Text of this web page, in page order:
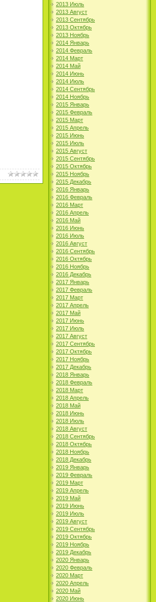
2013 Июль
2013 Август
2013 Сентябрь
2013 Октябрь
2013 Ноябрь
2014 Январь
2014 Февраль
2014 Март
2014 Май
2014 Июнь
2014 Июль
2014 Сентябрь
2014 Ноябрь
2015 Январь
2015 Февраль
2015 Март
2015 Апрель
2015 Июнь
2015 Июль
2015 Август
2015 Сентябрь
2015 Октябрь
2015 Ноябрь
2015 Декабрь
2016 Январь
2016 Февраль
2016 Март
2016 Апрель
2016 Май
2016 Июнь
2016 Июль
2016 Август
2016 Сентябрь
2016 Октябрь
2016 Ноябрь
2016 Декабрь
2017 Январь
2017 Февраль
2017 Март
2017 Апрель
2017 Май
2017 Июнь
2017 Июль
2017 Август
2017 Сентябрь
2017 Октябрь
2017 Ноябрь
2017 Декабрь
2018 Январь
2018 Февраль
2018 Март
2018 Апрель
2018 Май
2018 Июнь
2018 Июль
2018 Август
2018 Сентябрь
2018 Октябрь
2018 Ноябрь
2018 Декабрь
2019 Январь
2019 Февраль
2019 Март
2019 Апрель
2019 Май
2019 Июнь
2019 Июль
2019 Август
2019 Сентябрь
2019 Октябрь
2019 Ноябрь
2019 Декабрь
2020 Январь
2020 Февраль
2020 Март
2020 Апрель
2020 Май
2020 Июнь